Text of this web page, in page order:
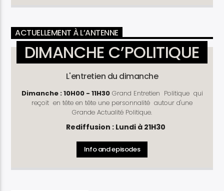
ACTUELLEMENT À L’ANTENNE
DIMANCHE C’POLITIQUE
L'entretien du dimanche
Dimanche : 10H00 - 11H30Grand Entretien Politique qui
reçoit en tête en tête une personnalité autour d'une
Grande Actualité Politique.
Rediffusion : Lundi à 21H30
Info and episodes